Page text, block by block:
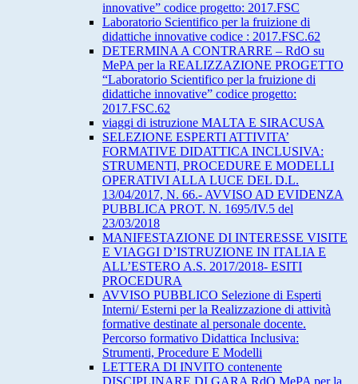
innovative” codice progetto: 2017.FSC
Laboratorio Scientifico per la fruizione di
didattiche innovative codice : 2017.FSC.62
DETERMINA A CONTRARRE – RdO su
MePA per la REALIZZAZIONE PROGETTO
“Laboratorio Scientifico per la fruizione di
didattiche innovative” codice progetto:
2017.FSC.62
viaggi di istruzione MALTA E SIRACUSA
SELEZIONE ESPERTI ATTIVITA’
FORMATIVE DIDATTICA INCLUSIVA:
STRUMENTI, PROCEDURE E MODELLI
OPERATIVI ALLA LUCE DEL D.L.
13/04/2017, N. 66.- AVVISO AD EVIDENZA
PUBBLICA PROT. N. 1695/IV.5 del
23/03/2018
MANIFESTAZIONE DI INTERESSE VISITE
E VIAGGI D’ISTRUZIONE IN ITALIA E
ALL’ESTERO A.S. 2017/2018- ESITI
PROCEDURA
AVVISO PUBBLICO Selezione di Esperti
Interni/ Esterni per la Realizzazione di attività
formative destinate al personale docente.
Percorso formativo Didattica Inclusiva:
Strumenti, Procedure E Modelli
LETTERA DI INVITO contenente